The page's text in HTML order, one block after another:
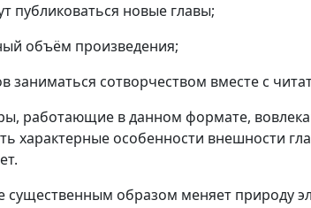
новые главы;
объём произведения;
сотворчеством вместе с
работающие в данном формате,
характерные особенности внешности
существенным образом меняет природу